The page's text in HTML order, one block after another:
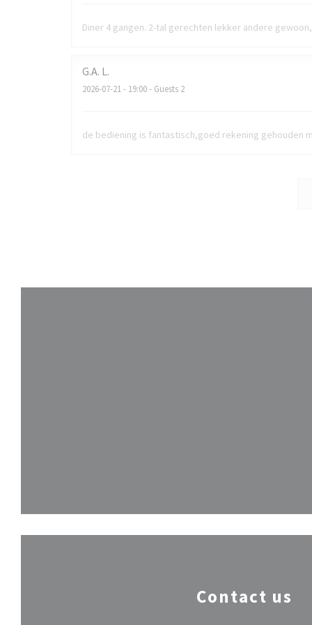
Diner 4 gangen. 2-tal gerechten lekker andere
G.A. L
2026-07-21- 19:00 - Guests 2
de bediening is fantastisch,goed rekening gehouden
Contact us